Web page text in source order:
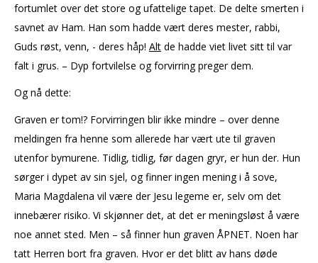
fortumlet over det store og ufattelige tapet. De delte smerten i
savnet av Ham. Han som hadde vært deres mester, rabbi,
Guds røst, venn, - deres håp! Alt de hadde viet livet sitt til var
falt i grus. – Dyp fortvilelse og forvirring preger dem.
Og nå dette:
Graven er tom!? Forvirringen blir ikke mindre – over denne
meldingen fra henne som allerede har vært ute til graven
utenfor bymurene. Tidlig, tidlig, før dagen gryr, er hun der. Hun
sørger i dypet av sin sjel, og finner ingen mening i å sove,
Maria Magdalena vil være der Jesu legeme er, selv om det
innebærer risiko. Vi skjønner det, at det er meningsløst å være
noe annet sted. Men – så finner hun graven ÅPNET. Noen har
tatt Herren bort fra graven. Hvor er det blitt av hans døde